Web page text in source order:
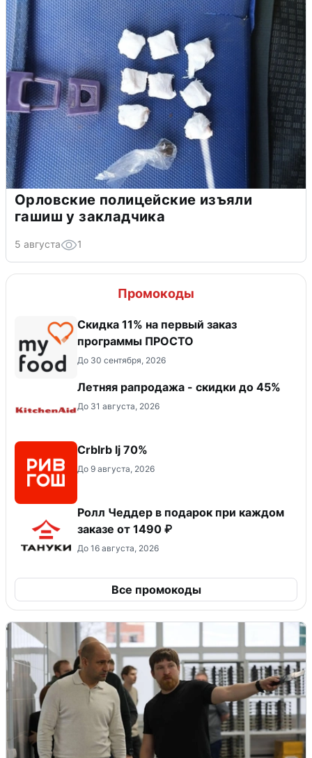
Орловские полицейские изъяли
гашиш у закладчика
5 августа 1
Промокоды
Скидка 11% на первый заказ
программы ПРОСТО
До 30 сентября, 2026
Летняя рапродажа - скидки до 45%
До 31 августа, 2026
Crblrb lj 70%
До 9 августа, 2026
Ролл Чеддер в подарок при каждом
заказе от 1490 ₽
До 16 августа, 2026
Все промокоды